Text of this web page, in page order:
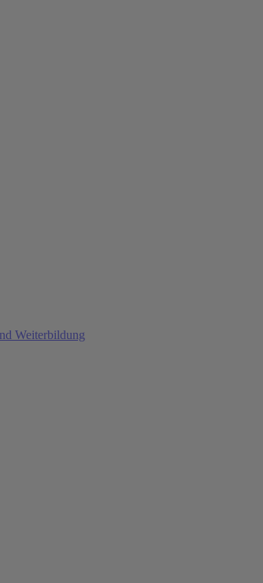
Weiterbildung